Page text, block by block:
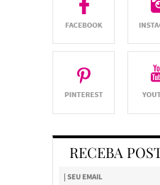
RECEBA